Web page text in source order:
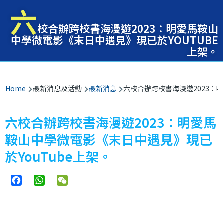
六校合辦跨校書海漫遊2023：明愛馬鞍山
中學微電影《末日中遇見》現已於YOUTUBE
上架。
Breadcrumb
Home 最新消息及活動 最新消息 六校合辦跨校書海漫遊2023：
六校合辦跨校書海漫遊2023：明愛馬
鞍山中學微電影《末日中遇見》現已
於YouTube上架。
FacebookWhatsApp